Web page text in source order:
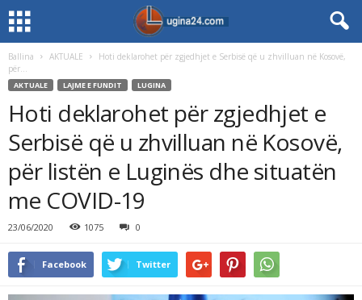
Ballina AKTUALE
Hoti deklarohet për zgjedhjet e Serbisë që u zhvilluan në Kosovë,
për...
AKTUALE LAJME E FUNDIT LUGINA
Hoti deklarohet për zgjedhjet e
Serbisë që u zhvilluan në Kosovë,
për listën e Luginës dhe situatën
me COVID-19
23/06/2020 1075 0
Facebook Twitter